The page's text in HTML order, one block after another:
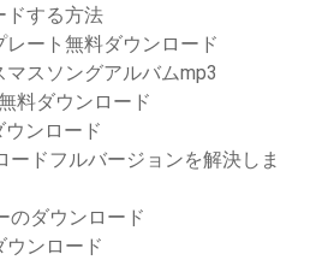
ドする方法
ート無料ダウンロード
スソングアルバムmp3
料ダウンロード
ンロード
ードフルバージョンを解決しま
のダウンロード
ンロード